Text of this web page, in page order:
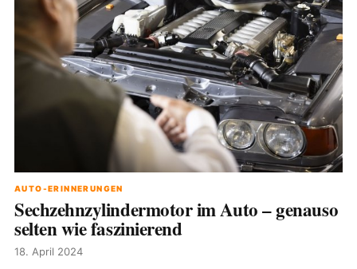
AUTO-ERINNERUNGEN
Sechzehnzylindermotor im Auto – genauso
selten wie faszinierend
18. April 2024